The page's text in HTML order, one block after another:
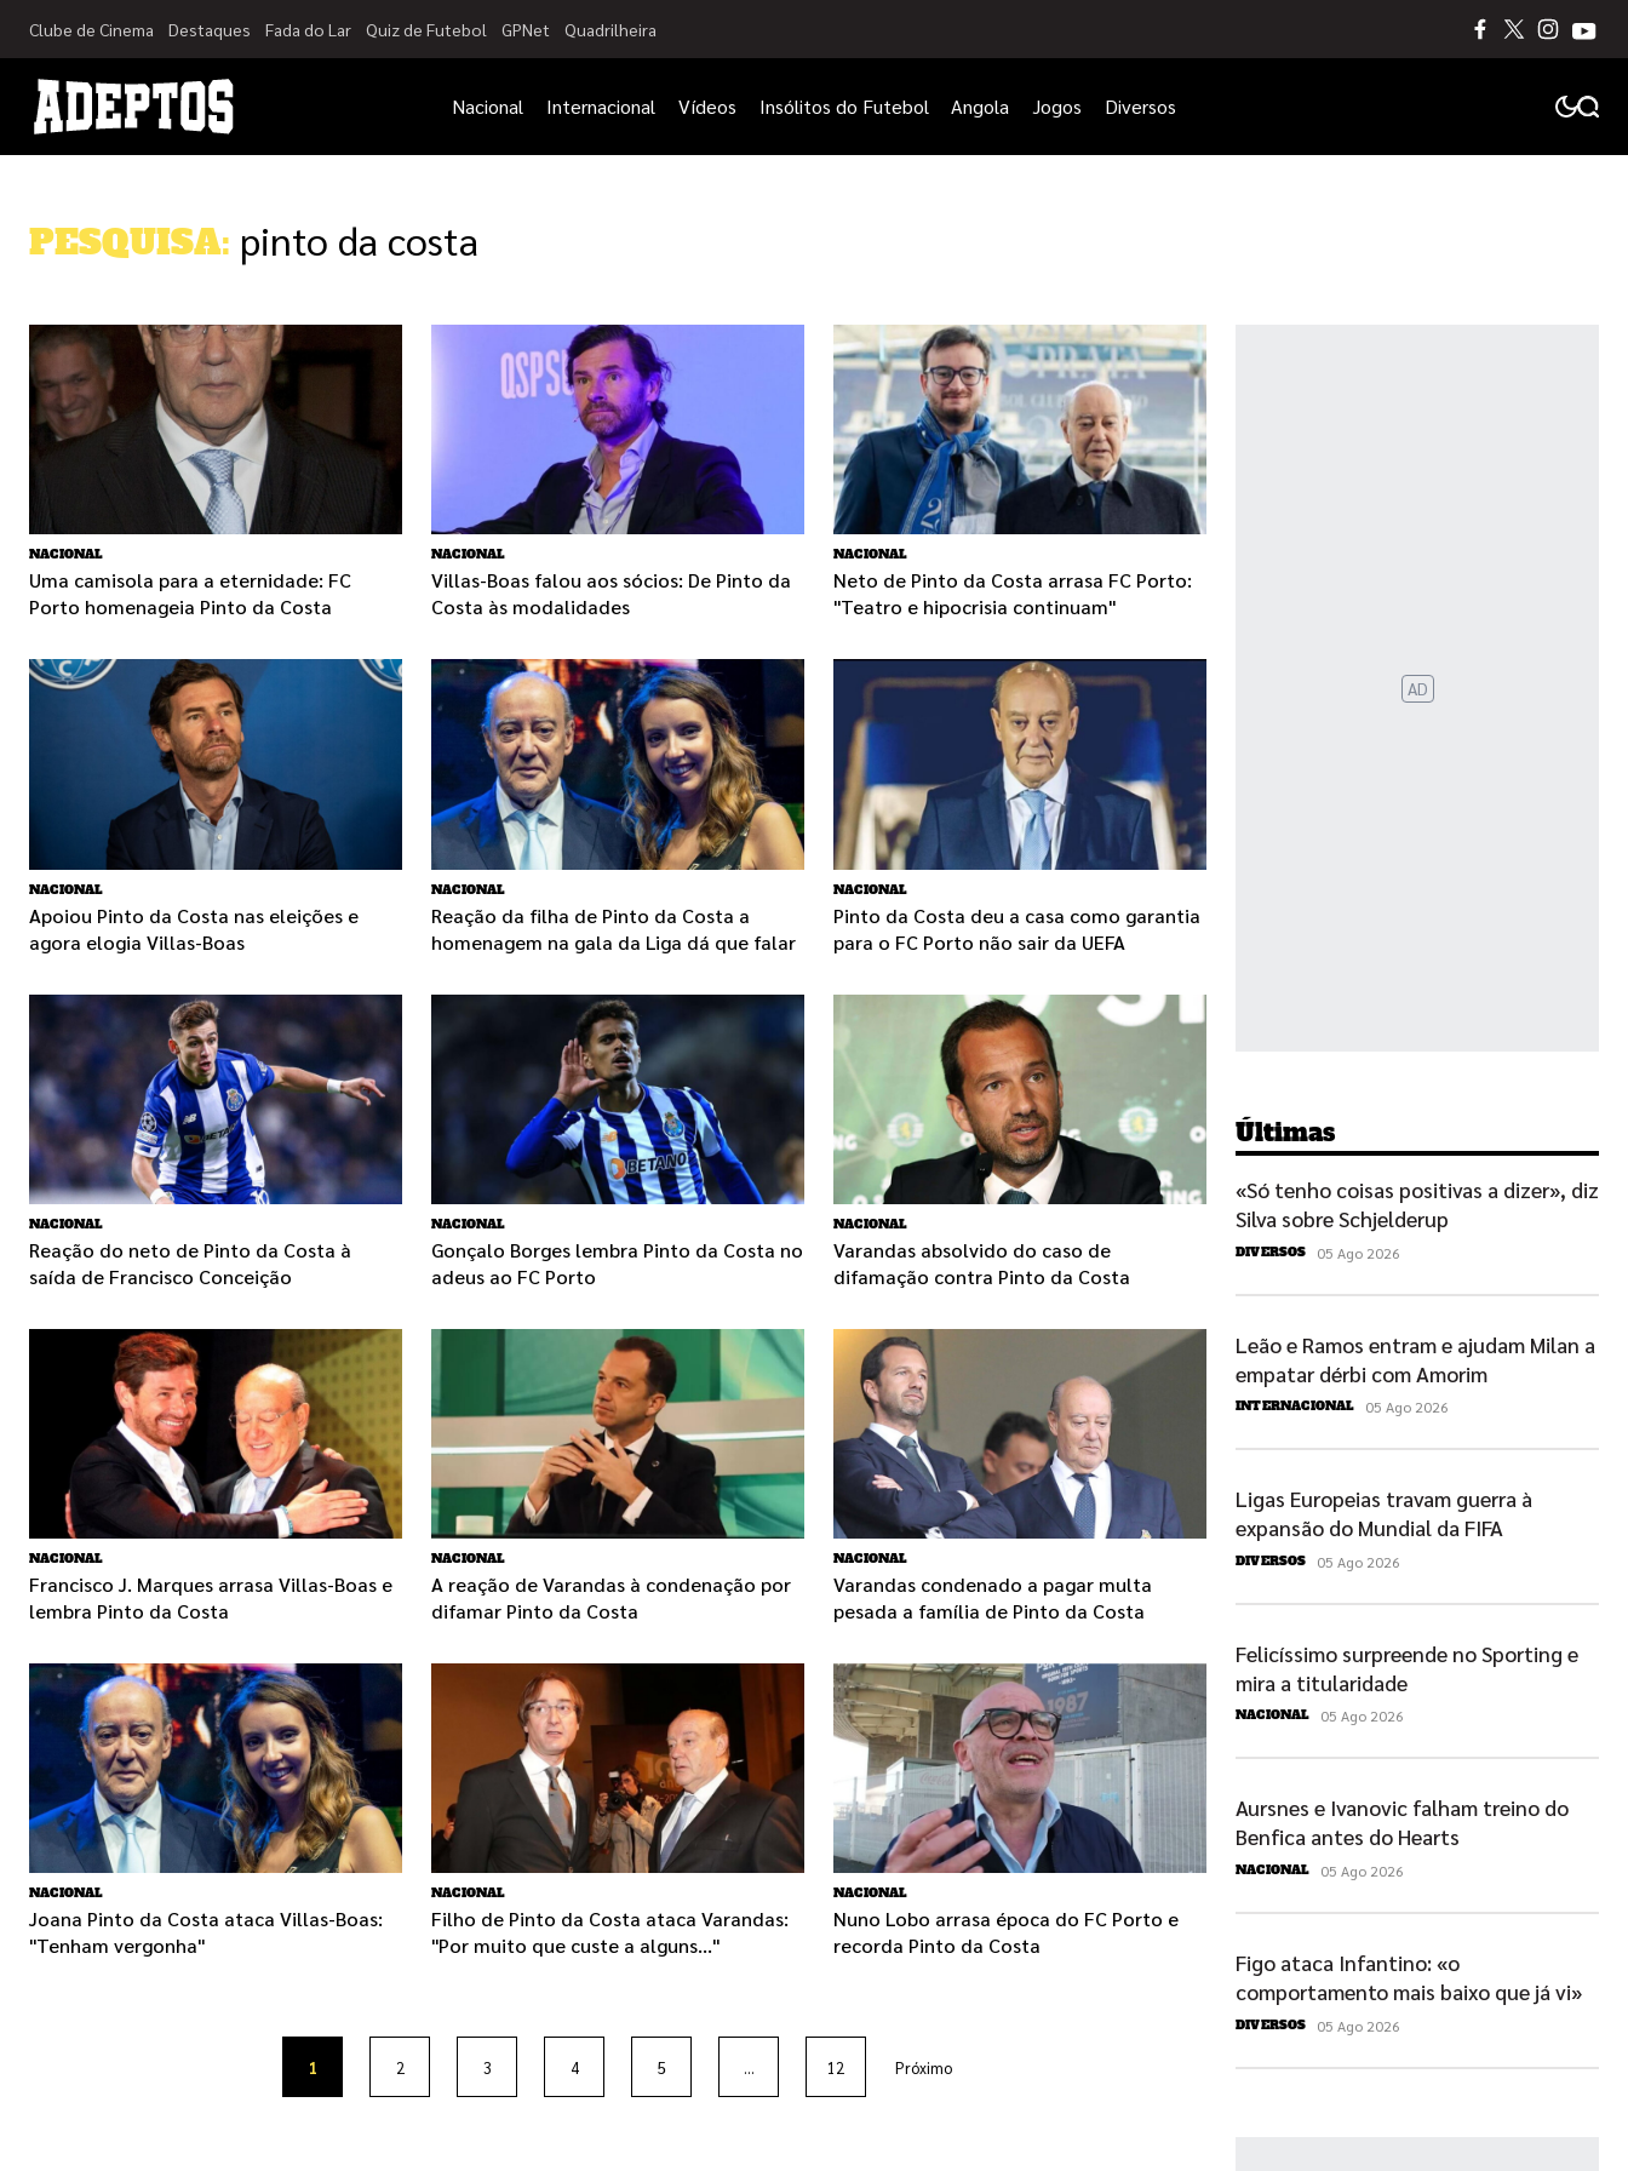
Clube de Cinema Destaques Fada do Lar Quiz de Futebol GPNet Quadrilheira
Nacional Internacional Vídeos Insólitos do Futebol Angola Jogos Diversos
PESQUISA: pinto da costa
NACIONAL
Uma camisola para a eternidade: FC
Porto homenageia Pinto da Costa
NACIONAL
Villas-Boas falou aos sócios: De Pinto da
Costa às modalidades
NACIONAL
Neto de Pinto da Costa arrasa FC Porto:
"Teatro e hipocrisia continuam"
NACIONAL
Apoiou Pinto da Costa nas eleições e
agora elogia Villas-Boas
NACIONAL
Reação da filha de Pinto da Costa a
homenagem na gala da Liga dá que falar
NACIONAL
Pinto da Costa deu a casa como garantia
para o FC Porto não sair da UEFA
NACIONAL
Reação do neto de Pinto da Costa à
saída de Francisco Conceição
NACIONAL
Gonçalo Borges lembra Pinto da Costa no
adeus ao FC Porto
NACIONAL
Varandas absolvido do caso de
difamação contra Pinto da Costa
NACIONAL
Francisco J. Marques arrasa Villas-Boas e
lembra Pinto da Costa
NACIONAL
A reação de Varandas à condenação por
difamar Pinto da Costa
NACIONAL
Varandas condenado a pagar multa
pesada a família de Pinto da Costa
NACIONAL
Joana Pinto da Costa ataca Villas-Boas:
"Tenham vergonha"
NACIONAL
Filho de Pinto da Costa ataca Varandas:
"Por muito que custe a alguns..."
NACIONAL
Nuno Lobo arrasa época do FC Porto e
recorda Pinto da Costa
1 2 3 4 5 ... 12 Próximo
AD
Últimas
«Só tenho coisas positivas a dizer», diz
Silva sobre Schjelderup
DIVERSOS 05 Ago 2026
Leão e Ramos entram e ajudam Milan a
empatar dérbi com Amorim
INTERNACIONAL 05 Ago 2026
Ligas Europeias travam guerra à
expansão do Mundial da FIFA
DIVERSOS 05 Ago 2026
Felicíssimo surpreende no Sporting e
mira a titularidade
NACIONAL 05 Ago 2026
Aursnes e Ivanovic falham treino do
Benfica antes do Hearts
NACIONAL 05 Ago 2026
Figo ataca Infantino: «o
comportamento mais baixo que já vi»
DIVERSOS 05 Ago 2026